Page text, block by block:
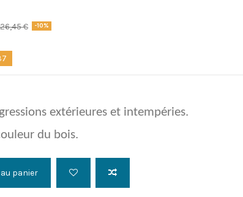
26,45 € -10%
extérieures et intempéries.
du bois.
panier